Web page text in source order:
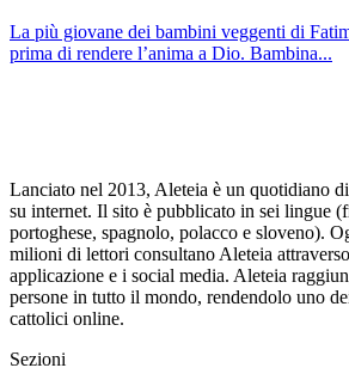
La più giovane dei bambini veggenti di
prima di rendere l’anima a Dio. Bambina...
Lanciato nel 2013, Aleteia è un quotidiano
su internet. Il sito è pubblicato in sei lingue
portoghese, spagnolo, polacco e sloveno).
milioni di lettori consultano Aleteia
applicazione e i social media. Aleteia
persone in tutto il mondo, rendendolo uno
cattolici online.
Sezioni